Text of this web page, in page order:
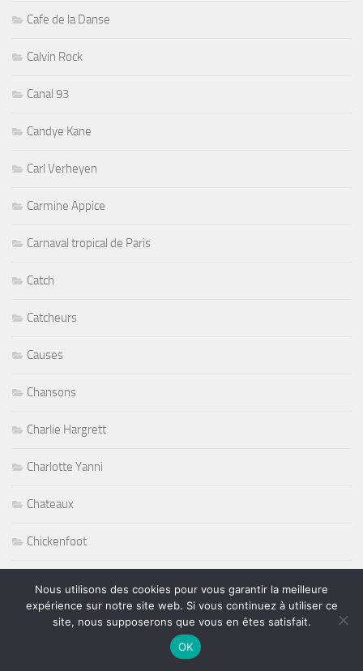
Cafe de la Danse
Calvin Rock
Canal 93
Candye Kane
Carl Verheyen
Carmine Appice
Carnaval tropical de Paris
Catch
Catcheurs
Causes
Chansons
Charlie Hargrett
Charlotte Yanni
Chateaux
Chickenfoot
Cinéma
Nous utilisons des cookies pour vous garantir la meilleure
expérience sur notre site web. Si vous continuez à utiliser ce
site, nous supposerons que vous en êtes satisfait.
OK